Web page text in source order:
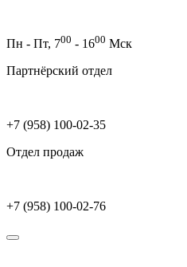
Пн - Пт, 700 - 1600 Мск
Партнёрский отдел
+7 (958) 100-02-35
Отдел продаж
+7 (958) 100-02-76